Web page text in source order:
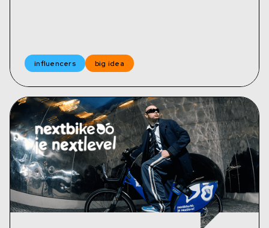
influencers big idea